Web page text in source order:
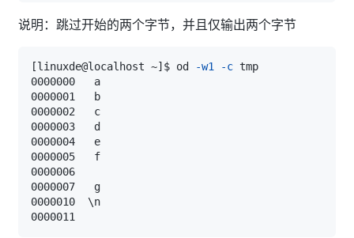
说明：跳过开始的两个字节，并且仅输出两个字节
[linuxde@localhost ~] $ od -w1 -c
0000010 \